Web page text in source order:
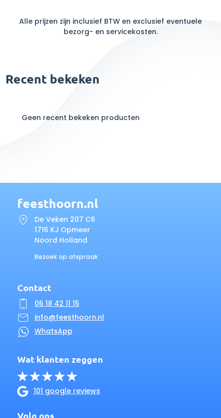
Alle prijzen zijn inclusief BTW en exclusief eventuele
bezorg- en servicekosten.
Recent bekeken
Geen recent bekeken producten
feesthoorn.nl
De Veken 207 C6
1716 KJ Opmeer
Noord Holland
Bezoek op afspraak
Contact
06 18 42 11 15
info@feesthoorn.nl
WhatsApp
Wat klanten zeggen
101 google reviews
Volg ons